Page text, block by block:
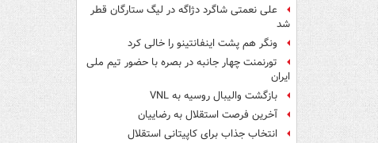
علی نعمتی شاگرد دژاگه در لیگ ستارگان قطر
شد
ونگر هم پشت اینفانتینو را خالی کرد
تورنمنت چهار جانبه در بصره با حضور تیم ملی
ایران
بازگشت والیبال روسیه به VNL
آخرین فرصت استقلال به رضاییان
انتخاب جذاب برای کاپیتانی استقلال